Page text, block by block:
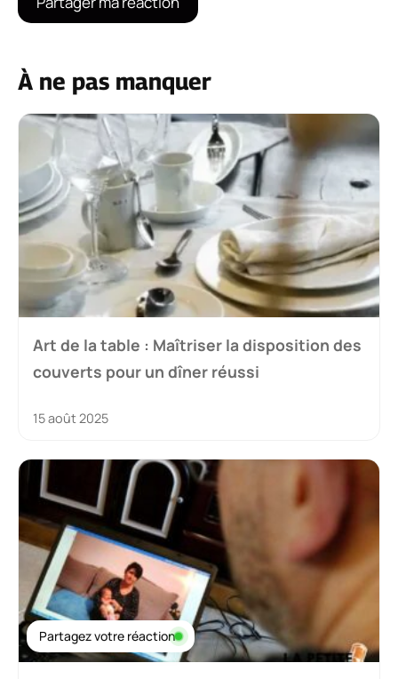
À ne pas manquer
Art de la table : Maîtriser la disposition des
couverts pour un dîner réussi
15 août 2025
Partagez votre réaction